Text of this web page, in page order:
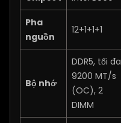
Pha
nguồn
12+1+1+1
Bộ nhớ
DDR5, tối đa
9200 MT/s
(OC), 2
DIMM